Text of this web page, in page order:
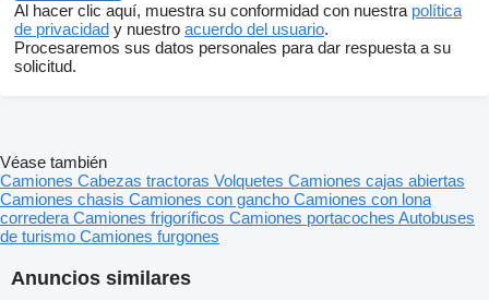
Al hacer clic aquí, muestra su conformidad con nuestra política
de privacidad y nuestro acuerdo del usuario.
Procesaremos sus datos personales para dar respuesta a su
solicitud.
Anuncios similares
Véase también
Camiones Cabezas tractoras Volquetes Camiones cajas abiertas
Camiones chasis Camiones con gancho Camiones con lona
corredera Camiones frigoríficos Camiones portacoches Autobuses
de turismo Camiones furgones